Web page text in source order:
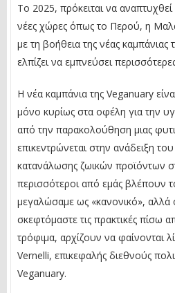
Το 2025, πρόκειται να αναπτυχθεί
νέες χώρες όπως το Περού, η
με τη βοήθεια της νέας
ελπίζει να εμπνεύσει
Η νέα καμπάνια της Veganuary
μόνο κυρίως στα οφέλη για την
από την παρακολούθηση μιας
επικεντρώνεται στην ανάδειξη
κατανάλωσης ζωικών προϊόντων
περισσότεροι από εμάς βλέπουν
μεγαλώσαμε ως «κανονικό», αλλά
σκεφτόμαστε τις πρακτικές πίσω
τρόφιμα, αρχίζουν να φαίνονται
Vernelli, επικεφαλής διεθνούς
Veganuary.